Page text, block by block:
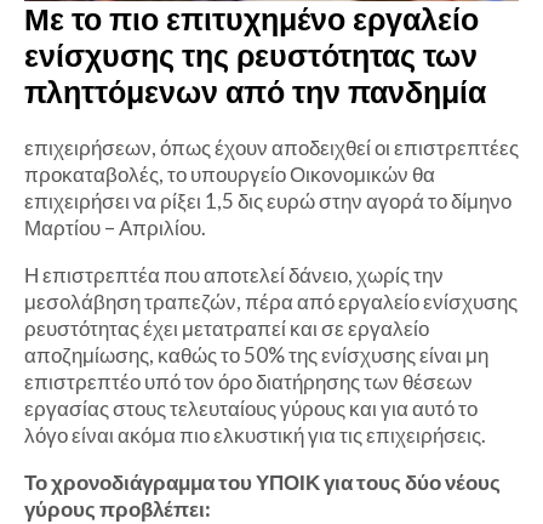
Με το πιο επιτυχημένο εργαλείο
ενίσχυσης της ρευστότητας των
πληττόμενων από την πανδημία
επιχειρήσεων, όπως έχουν αποδειχθεί οι επιστρεπτέες
προκαταβολές, το υπουργείο Οικονομικών θα
επιχειρήσει να ρίξει 1,5 δις ευρώ στην αγορά το δίμηνο
Μαρτίου – Απριλίου.
Η επιστρεπτέα που αποτελεί δάνειο, χωρίς την
μεσολάβηση τραπεζών, πέρα από εργαλείο ενίσχυσης
ρευστότητας έχει μετατραπεί και σε εργαλείο
αποζημίωσης, καθώς το 50% της ενίσχυσης είναι μη
επιστρεπτέο υπό τον όρο διατήρησης των θέσεων
εργασίας στους τελευταίους γύρους και για αυτό το
λόγο είναι ακόμα πιο ελκυστική για τις επιχειρήσεις.
Το χρονοδιάγραμμα του ΥΠΟΙΚ για τους δύο νέους
γύρους προβλέπει: